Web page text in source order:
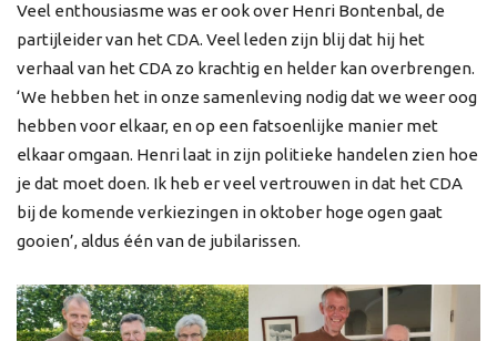
Veel enthousiasme was er ook over Henri Bontenbal, de
partijleider van het CDA. Veel leden zijn blij dat hij het
verhaal van het CDA zo krachtig en helder kan overbrengen.
‘We hebben het in onze samenleving nodig dat we weer oog
hebben voor elkaar, en op een fatsoenlijke manier met
elkaar omgaan. Henri laat in zijn politieke handelen zien hoe
je dat moet doen. Ik heb er veel vertrouwen in dat het CDA
bij de komende verkiezingen in oktober hoge ogen gaat
gooien’, aldus één van de jubilarissen.